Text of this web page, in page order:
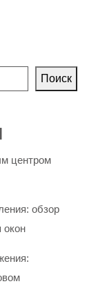
Поиск
центром
обзор